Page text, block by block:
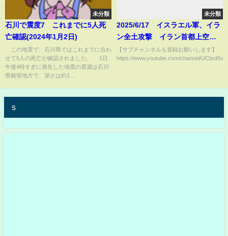
未分類
石川で震度7 これまでに5人死
亡確認(2024年1月2日)
この地震で、石川県ではこれまでに合わ
せて5人の死亡が確認されました。 1日
午後4時すぎに発生した地震の震源は石川
県能登地方で、深さは約1...
未分類
2025/6/17 イスラエル軍、イラ
ン全土攻撃 イラン首都上空の
制空権を掌握=イランの地対地ミ
サイル発射台の3分の1を破壊。
くの市民が脱出
【サブチャンネルも登録お願いします】
https://www.youtube.com/channel/
s